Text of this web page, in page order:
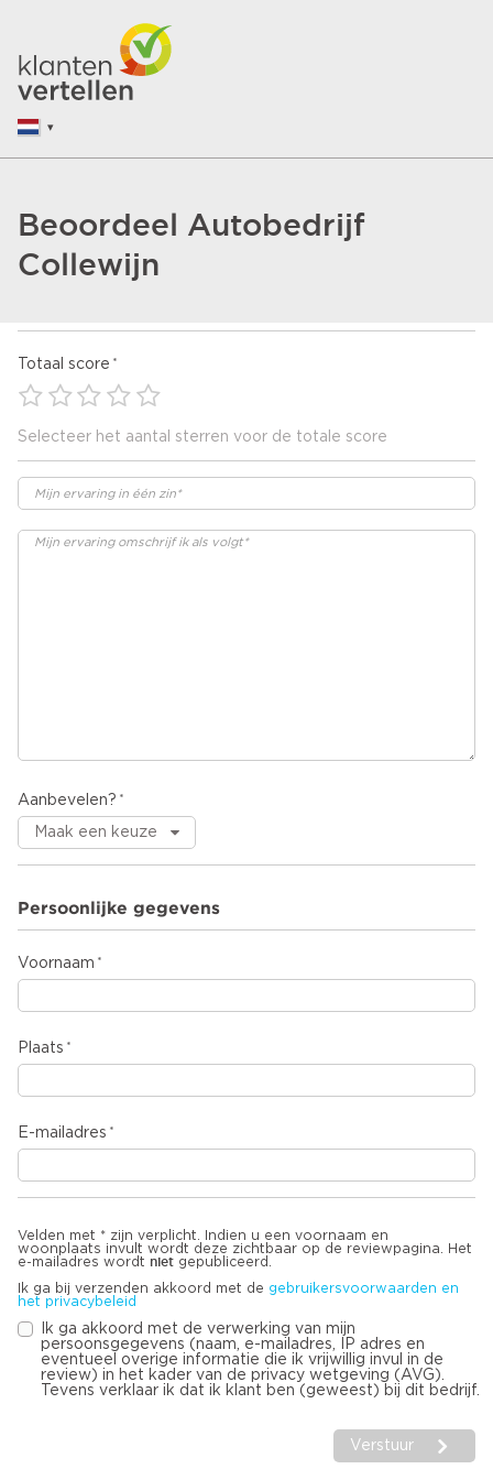
Beoordeel Autobedrijf
Collewijn
Totaal score
Selecteer het aantal sterren voor de totale score
Aanbevelen?
Persoonlijke gegevens
Voornaam
Plaats
E-mailadres
Velden met * zijn verplicht. Indien u een voornaam en
woonplaats invult wordt deze zichtbaar op de reviewpagina. Het
e-mailadres wordt niet gepubliceerd.
Ik ga bij verzenden akkoord met de gebruikersvoorwaarden en
het privacybeleid
Ik ga akkoord met de verwerking van mijn
persoonsgegevens (naam, e-mailadres, IP adres en
eventueel overige informatie die ik vrijwillig invul in de
review) in het kader van de privacy wetgeving (AVG).
Tevens verklaar ik dat ik klant ben (geweest) bij dit bedrijf.
Verstuur